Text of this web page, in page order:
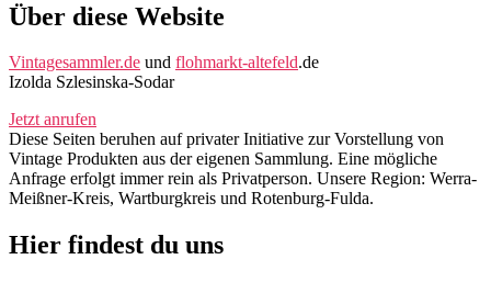
Über diese Website
Vintagesammler.de und flohmarkt-altefeld.de
Izolda Szlesinska-Sodar
Jetzt anrufen
Diese Seiten beruhen auf privater Initiative zur Vorstellung von
Vintage Produkten aus der eigenen Sammlung. Eine mögliche
Anfrage erfolgt immer rein als Privatperson. Unsere Region: Werra-
Meißner-Kreis, Wartburgkreis und Rotenburg-Fulda.
Hier findest du uns